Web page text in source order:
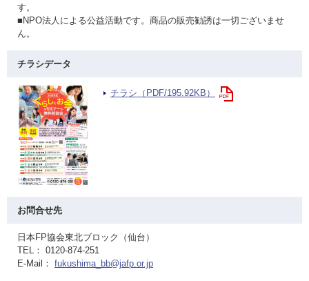
す。
■NPO法人による公益活動です。商品の販売勧誘は一切ございませ
ん。
チラシデータ
チラシ（PDF/195.92KB）
お問合せ先
日本FP協会東北ブロック（仙台）
TEL： 0120-874-251
E-Mail： fukushima_bb@jafp.or.jp